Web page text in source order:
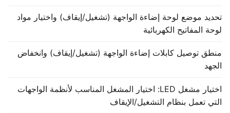
تحديد موضع لوحة إضاءة الواجهة (تشغيل/إيقاف) واختيار مواد
لوحة المفاتيح الكهربائية
منطق توصيل كابلات إضاءة الواجهة (تشغيل/إيقاف) وانخفاض
الجهد
اختيار مشغل LED: اختيار المشغل المناسب لأنظمة الواجهات
التي تعمل بنظام التشغيل/الإيقاف